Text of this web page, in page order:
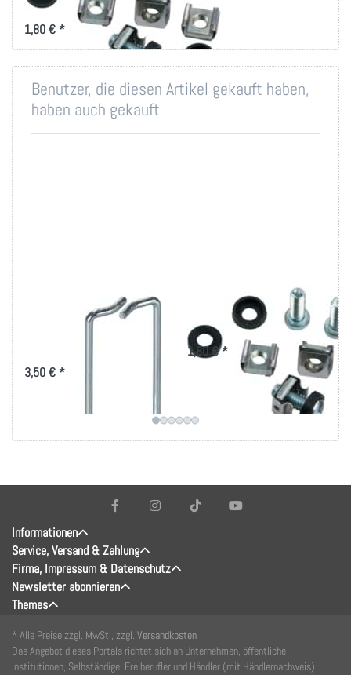
Befestigung
1,80 € *
Benutzer, die diesen Artikel gekauft haben,
haben auch gekauft
Rangierbügel
40x80mm, vertikale
3,50 € *
Montageset M6 für
19 Zoll-Technik
1,80 € *
Informationen
Service, Versand & Zahlung
Firma, Impressum & Datenschutz
Newsletter abonnieren
Themes
* Alle Preise zzgl. MwSt., zzgl. Versandkosten
Das Angebot dieses Portals richtet sich an Unternehmen, öffentliche
Institutionen, Selbständige, Freiberufler und Händler (mit Händlernachweis).